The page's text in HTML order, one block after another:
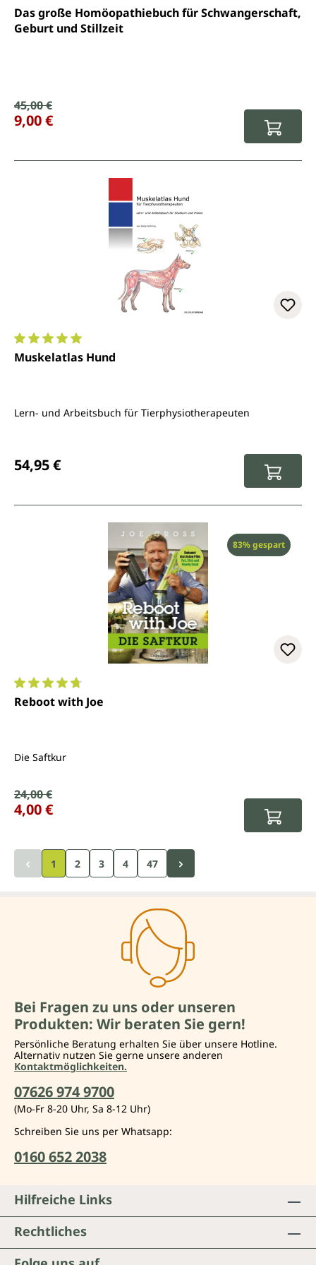
Durchschnittliche Bewertung von 5 von 5 Sternen
Das große Homöopathiebuch für Schwangerschaft,
Geburt und Stillzeit
Verkaufspreis:
Regulärer Preis:
45,00 €
9,00 €
Durchschnittliche Bewertung von 5 von 5 Sternen
Muskelatlas Hund
Lern- und Arbeitsbuch für Tierphysiotherapeuten
54,95 €
Rabatt
83% gespart
Durchschnittliche Bewertung von 4.8 von 5 Sternen
Reboot with Joe
Die Saftkur
Verkaufspreis:
Regulärer Preis:
24,00 €
4,00 €
1 Seite
2 Seite
3 Seite
4 47
Bei Fragen zu uns oder unseren
Produkten: Wir beraten Sie gern!
Persönliche Beratung erhalten Sie über unsere Hotline.
Alternativ nutzen Sie gerne unsere anderen
Kontaktmöglichkeiten.
07626 974 9700
(Mo-Fr 8-20 Uhr, Sa 8-12 Uhr)
Schreiben Sie uns per Whatsapp:
0160 652 2038
Hilfreiche Links
Rechtliches